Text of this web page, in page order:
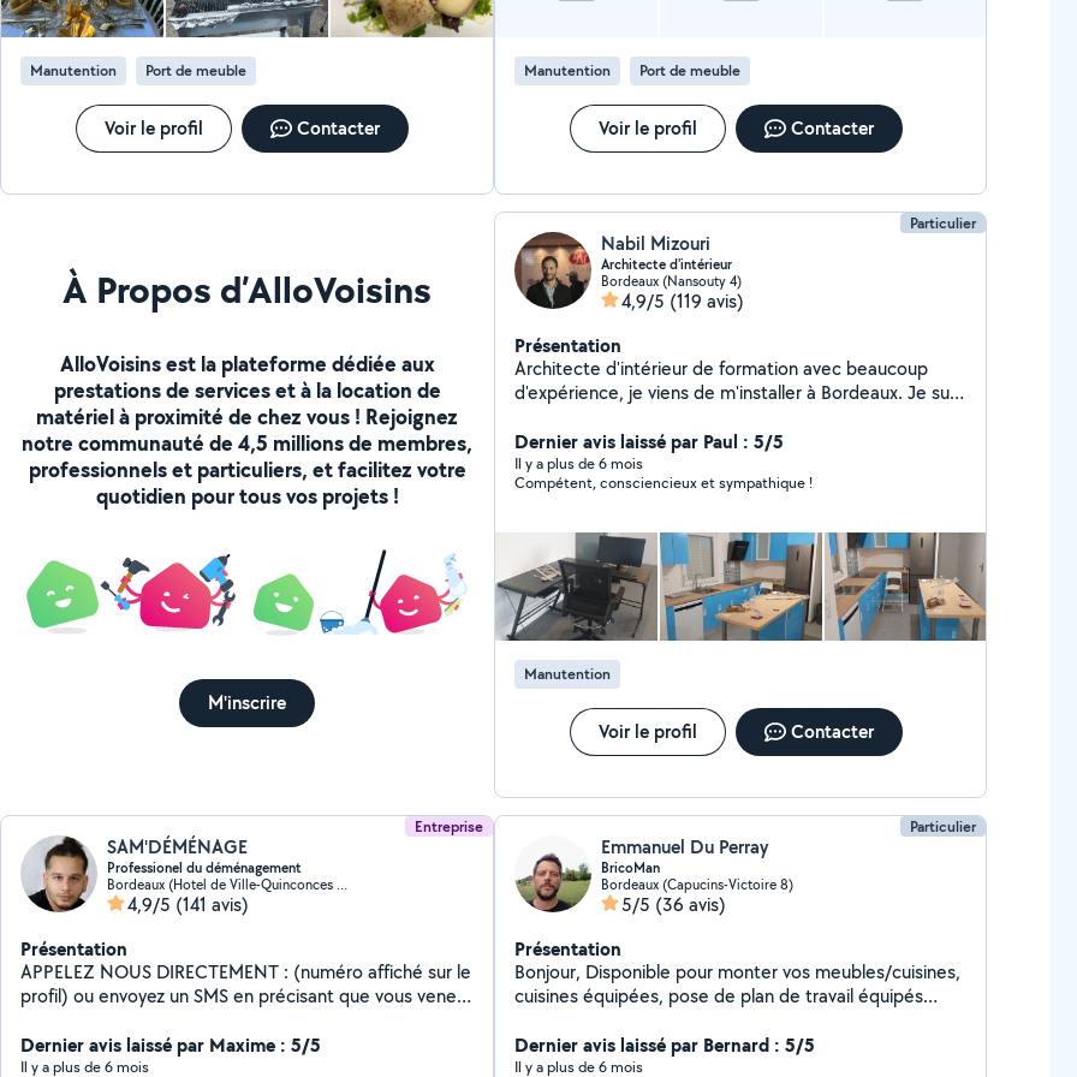
engagée qui place l'humain, la solidarité et la qualité de
service au cœur de ses actions. Notre association
œuvre pour financer et développer des actions
solidaires, culturelles et économiques au service du
plus grand nombre. Contactez-nous pour donner vie à
vos idées !
Manutention Port de meuble
Voir le profil Contacter
Manutention Port de meuble
Voir le profil Contacter
À Propos d’AlloVoisins
AlloVoisins est la plateforme dédiée aux
prestations de services et à la location de
matériel à proximité de chez vous ! Rejoignez
notre communauté de 4,5 millions de membres,
professionnels et particuliers, et facilitez votre
quotidien pour tous vos projets !
M'inscrire
Particulier
Nabil Mizouri
Architecte d'intérieur
Bordeaux (Nansouty 4)
4,9/5 (119 avis)
Présentation
Architecte d'intérieur de formation avec beaucoup
d'expérience, je viens de m'installer à Bordeaux. Je suis
dans tous vos petits travaux.
Dernier avis laissé par Paul : 5/5
Il y a plus de 6 mois
Compétent, consciencieux et sympathique !
Manutention
Voir le profil Contacter
Entreprise
SAM'DÉMÉNAGE
Professionel du déménagement
Bordeaux (Hotel de Ville-Quinconces 7)
4,9/5 (141 avis)
Présentation
APPELEZ NOUS DIRECTEMENT : (numéro affiché sur le
profil) ou envoyez un SMS en précisant que vous venez
sur Bordeaux, et dans toute la France, avec une équipe
de professionnels aguerris. Précision, communication
Dernier avis laissé par Maxime : 5/5
Il y a plus de 6 mois
Particulier
Emmanuel Du Perray
BricoMan
Bordeaux (Capucins-Victoire 8)
5/5 (36 avis)
Présentation
Bonjour, Disponible pour monter vos meubles/cuisines,
cuisines équipées, pose de plan de travail équipés
plomberies, sanitaires... Plus de 10 ans d'expériences. A
bientôt, Emmanuel
Dernier avis laissé par Bernard : 5/5
Il y a plus de 6 mois